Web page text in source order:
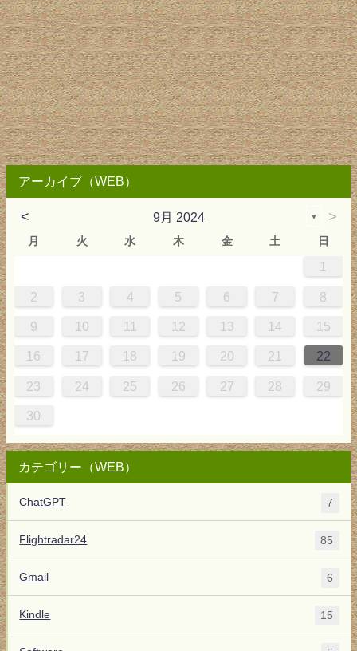
アーカイブ（WEB）
< 9月 2024 ▼ >
月 火 水 木 金 土 日
1
2 3 4 5 6 7 8
9 10 11 12 13 14 15
16 17 18 19 20 21 22
23 24 25 26 27 28 29
30
カテゴリー（WEB）
ChatGPT 7
Flightradar24 85
Gmail 6
Kindle 15